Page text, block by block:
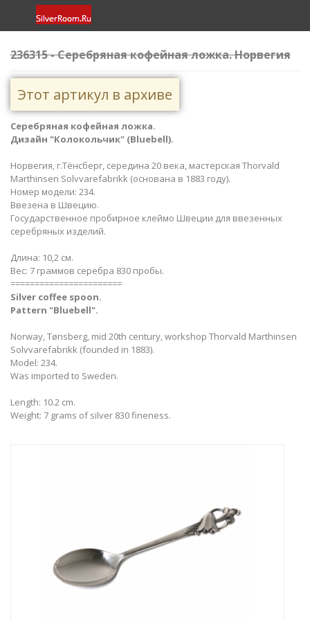
236315 - Серебряная кофейная ложка. Норвегия
Этот артикул в архиве
Серебряная кофейная ложка.
Дизайн "Колокольчик" (Bluebell).
Норвегия, г.Тёнсберг, середина 20 века, мастерская Thorvald
Marthinsen Solvvarefabrikk (основана в 1883 году).
Номер модели: 234.
Ввезена в Швецию.
Государственное пробирное клеймо Швеции для ввезенных
серебряных изделий.
Длина: 10,2 см.
Вес: 7 граммов серебра 830 пробы.
=======================
Silver coffee spoon.
Pattern "Bluebell".
Norway, Tønsberg, mid 20th century, workshop Thorvald Marthinsen
Solvvarefabrikk (founded in 1883).
Model: 234.
Was imported to Sweden.
Length: 10.2 cm.
Weight: 7 grams of silver 830 fineness.